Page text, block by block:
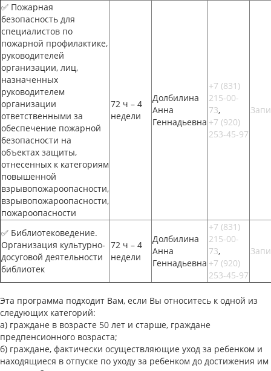
✅ Пожарная
безопасность для
специалистов по
пожарной профилактике,
руководителей
организации, лиц,
назначенных
руководителем
организации
ответственными за
обеспечение пожарной
безопасности на
объектах защиты,
отнесенных к категориям
повышенной
взрывопожароопасности,
взрывопожароопасности,
пожароопасности
72 ч – 4
недели
Долбилина
Анна
Геннадьевна
+7 (831)
215-00-
73,
+7 (920)
253-45-97
✅ Библиотековедение.
Организация культурно-
досуговой деятельности
библиотек
72 ч – 4
недели
Долбилина
Анна
Геннадьевна
+7 (831)
215-00-
73,
+7 (920)
253-45-97
Эта программа подходит Вам, если Вы относитесь к одной из
следующих категорий:
граждане в возрасте 50 лет и старше, граждане
предпенсионного возраста;
граждане, фактически осуществляющие уход за ребенком и
находящиеся в отпуске по уходу за ребенком до достижения им